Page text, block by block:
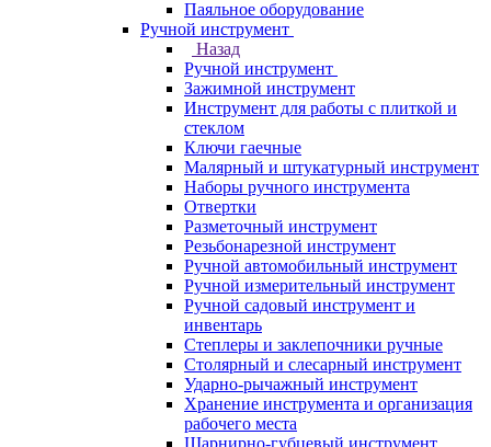
Паяльное оборудование
Ручной инструмент
Назад
Ручной инструмент
Зажимной инструмент
Инструмент для работы с плиткой и
стеклом
Ключи гаечные
Малярный и штукатурный инструмент
Наборы ручного инструмента
Отвертки
Разметочный инструмент
Резьбонарезной инструмент
Ручной автомобильный инструмент
Ручной измерительный инструмент
Ручной садовый инструмент и
инвентарь
Степлеры и заклепочники ручные
Столярный и слесарный инструмент
Ударно-рычажный инструмент
Хранение инструмента и организация
рабочего места
Шарнирно-губцевый инструмент